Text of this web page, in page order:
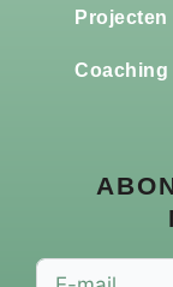
Projecten
Coaching